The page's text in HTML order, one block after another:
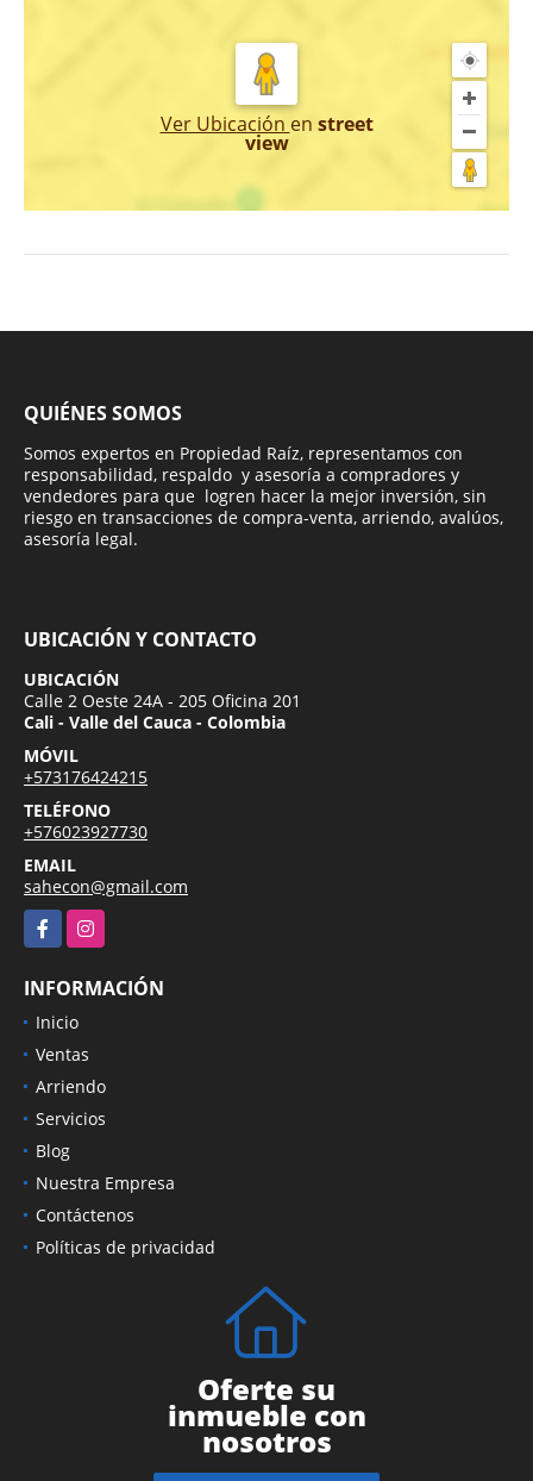
Ver Ubicación en street
view
QUIÉNES SOMOS
Somos expertos en Propiedad Raíz, representamos con
responsabilidad, respaldo y asesoría a compradores y
vendedores para que logren hacer la mejor inversión, sin
riesgo en transacciones de compra-venta, arriendo, avalúos,
asesoría legal.
UBICACIÓN Y CONTACTO
UBICACIÓN
Calle 2 Oeste 24A - 205 Oficina 201
Cali - Valle del Cauca - Colombia
MÓVIL
+573176424215
TELÉFONO
+576023927730
EMAIL
sahecon@gmail.com
FacebookInstagram
INFORMACIÓN
Inicio
Ventas
Arriendo
Servicios
Blog
Nuestra Empresa
Contáctenos
Políticas de privacidad
Oferte su
inmueble con
nosotros